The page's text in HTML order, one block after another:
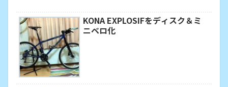
KONA EXPLOSIFをディスク＆ミ
ニベロ化